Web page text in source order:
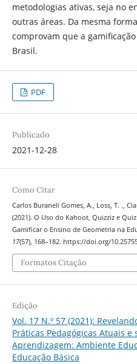
metodologias ativas, seja no
outras áreas. Da mesma
comprovam que a
Brasil.
PDF
Publicado
2021-12-28
Como Citar
Carlos Buraneli Gomes, A., Loss, T. .,
(2021). O Uso do Kahoot, Quizziz e
Gamificar o Ensino de Geometria na
17(57), 168–182. https://doi.org/
Formatos Citação
Edição
Vol. 17 N.º 57 (2021):
Práticas Pedagógicas Atuais e
Aprendizagem: Ambiente
Educação Básica